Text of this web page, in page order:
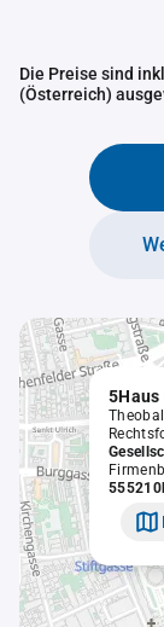
Die Preise sind
(Österreich)
5Haus